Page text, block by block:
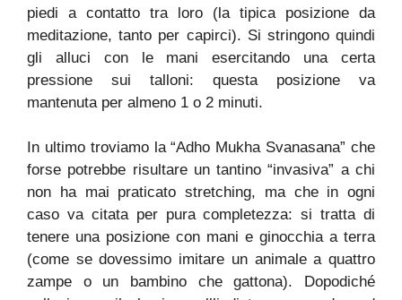
piedi a contatto tra loro (la tipica posizione da
meditazione, tanto per capirci). Si stringono quindi
gli alluci con le mani esercitando una certa
pressione sui talloni: questa posizione va
mantenuta per almeno 1 o 2 minuti.
In ultimo troviamo la “Adho Mukha Svanasana” che
forse potrebbe risultare un tantino “invasiva” a chi
non ha mai praticato stretching, ma che in ogni
caso va citata per pura completezza: si tratta di
tenere una posizione con mani e ginocchia a terra
(come se dovessimo imitare un animale a quattro
zampe o un bambino che gattona). Dopodiché